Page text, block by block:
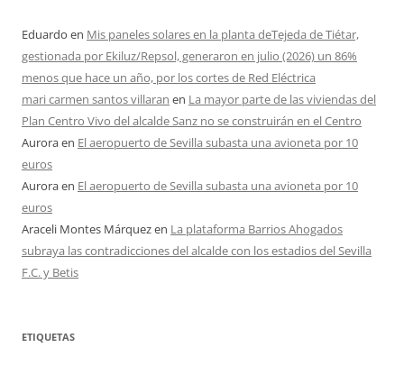
Eduardo en Mis paneles solares en la planta deTejeda de Tiétar,
gestionada por Ekiluz/Repsol, generaron en julio (2026) un 86%
menos que hace un año, por los cortes de Red Eléctrica
mari carmen santos villaran en La mayor parte de las viviendas del
Plan Centro Vivo del alcalde Sanz no se construirán en el Centro
Auroraen El aeropuerto de Sevilla subasta una avioneta por 10
euros
Auroraen El aeropuerto de Sevilla subasta una avioneta por 10
euros
Araceli Montes Márquezen La plataforma Barrios Ahogados
subraya las contradicciones del alcalde con los estadios del Sevilla
F.C. y Betis
ETIQUETAS